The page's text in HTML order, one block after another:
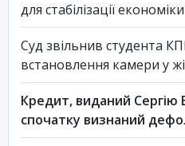
для стабілізації економіки
Суд звільнив студента
встановлення камери у
Кредит, виданий
спочатку визнаний